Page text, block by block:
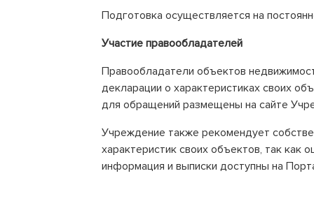
Подготовка осуществляется на
Участие правообладателей
Правообладатели объектов
декларации о характеристиках своих
для обращений размещены на сайте
Учреждение также рекомендует
характеристик своих объектов, так как
информация и выписки доступны на